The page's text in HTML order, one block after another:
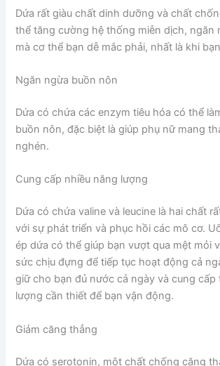
Dứa rất giàu chất dinh dưỡng và chất
thể tăng cường hệ thống miễn dịch, ngăn
mà cơ thể bạn dễ mắc phải, nhất là khi
Ngăn ngừa buồn nôn
Dứa có chứa các enzym tiêu hóa có thể
buồn nôn, đặc biệt là giúp phụ nữ mang
nghén.
Cung cấp nhiều năng lượng
Dứa có chứa valine và leucine là hai chất
với sự phát triển và phục hồi các mô cơ.
ép dứa có thể giúp bạn vượt qua mệt mỏi
sức chịu đựng để tiếp tục hoạt động cả
giữ cho bạn đủ nước cả ngày và cung cấp
lượng cần thiết để bạn vận động.
Giảm căng thẳng
Dứa có serotonin, một chất chống căng